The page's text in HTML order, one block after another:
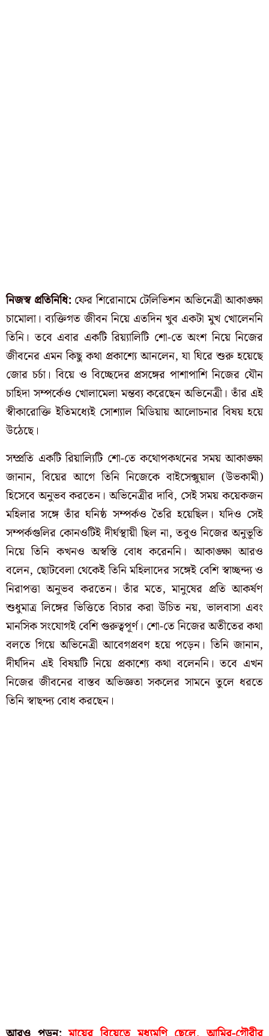
নিজস্ব প্রতিনিধি:ফের শিরোনামে টেলিভিশন অভিনেত্রী আকাঙ্ক্ষা
চামোলা। ব্যক্তিগত জীবন নিয়ে এতদিন খুব একটা মুখ খোলেননি
তিনি। তবে এবার একটি রিয়্যালিটি শো-তে অংশ নিয়ে নিজের
জীবনের এমন কিছু কথা প্রকাশ্যে আনলেন, যা ঘিরে শুরু হয়েছে
জোর চর্চা। বিয়ে ও বিচ্ছেদের প্রসঙ্গের পাশাপাশি নিজের যৌন
চাহিদা সম্পর্কেও খোলামেলা মন্তব্য করেছেন অভিনেত্রী। তাঁর এই
স্বীকারোক্তি ইতিমধ্যেই সোশ্যাল মিডিয়ায় আলোচনার বিষয় হয়ে
উঠেছে।
সম্প্রতি একটি রিয়াল্যিটি শো-তে কথোপকথনের সময় আকাঙ্ক্ষা
জানান, বিয়ের আগে তিনি নিজেকে বাইসেক্সুয়াল (উভকামী)
হিসেবে অনুভব করতেন। অভিনেত্রীর দাবি, সেই সময় কয়েকজন
মহিলার সঙ্গে তাঁর ঘনিষ্ঠ সম্পর্কও তৈরি হয়েছিল। যদিও সেই
সম্পর্কগুলির কোনওটিই দীর্ঘস্থায়ী ছিল না, তবুও নিজের অনুভূতি
নিয়ে তিনি কখনও অস্বস্তি বোধ করেননি। আকাঙ্ক্ষা আরও
বলেন, ছোটবেলা থেকেই তিনি মহিলাদের সঙ্গেই বেশি স্বাচ্ছন্দ্য ও
নিরাপত্তা অনুভব করতেন। তাঁর মতে, মানুষের প্রতি আকর্ষণ
শুধুমাত্র লিঙ্গের ভিত্তিতে বিচার করা উচিত নয়, ভালবাসা এবং
মানসিক সংযোগই বেশি গুরুত্বপূর্ণ। শো-তে নিজের অতীতের কথা
বলতে গিয়ে অভিনেত্রী আবেগপ্রবণ হয়ে পড়েন। তিনি জানান,
দীর্ঘদিন এই বিষয়টি নিয়ে প্রকাশ্যে কথা বলেননি। তবে এখন
নিজের জীবনের বাস্তব অভিজ্ঞতা সকলের সামনে তুলে ধরতে
তিনি স্বাছন্দ্য বোধ করছেন।